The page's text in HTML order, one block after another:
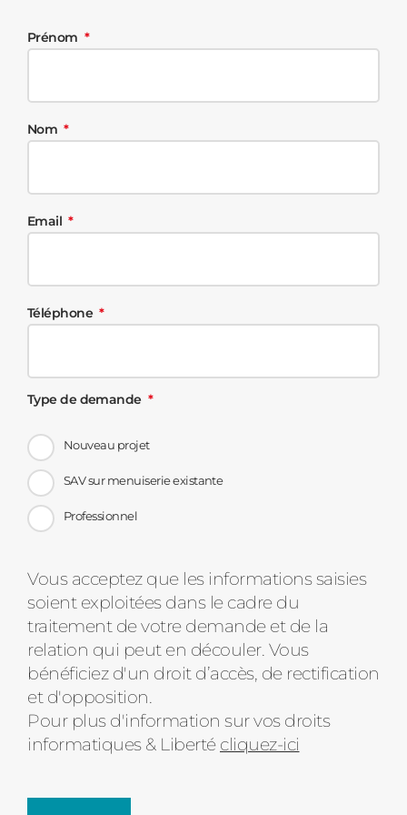
Prénom
Nom
Email
Téléphone
Type de demande
Nouveau projet
SAV sur menuiserie existante
Professionnel
Message
d'état
Vous acceptez que les informations saisies
soient exploitées dans le cadre du
traitement de votre demande et de la
relation qui peut en découler. Vous
bénéficiez d'un droit d’accès, de rectification
et d'opposition.
Pour plus d'information sur vos droits
informatiques & Liberté cliquez-ici